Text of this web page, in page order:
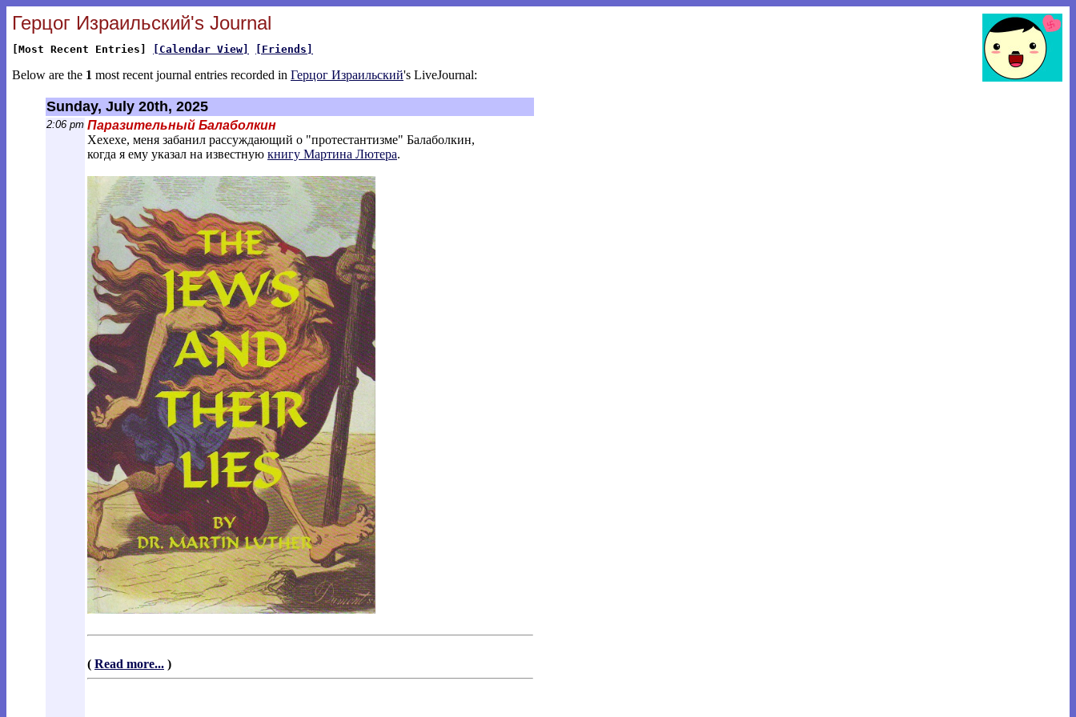
Герцог Израильский's Journal
[Most Recent Entries] [Calendar View] [Friends]
Below are the 1 most recent journal entries recorded in Герцог Израильский's LiveJournal:
Sunday, July 20th, 2025
2:06 pm Паразительный Балаболкин
Хехехе, меня забанил рассуждающий о "протестантизме" Балаболкин,
когда я ему указал на известную книгу Мартина Лютера.
( Read more... )